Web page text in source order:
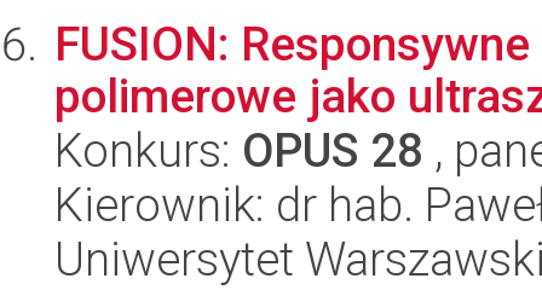
FUSION:
polimerowe jako
Konkurs: OPUS 28 ,
Kierownik: dr hab.
Uniwersytet